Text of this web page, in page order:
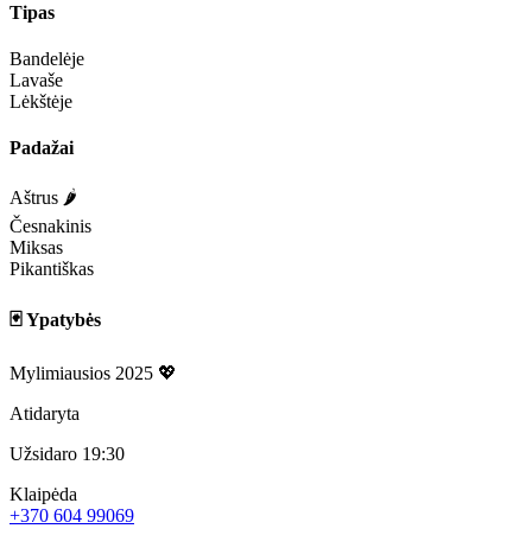
Tipas
Bandelėje
Lavaše
Lėkštėje
Padažai
Aštrus 🌶️
Česnakinis
Miksas
Pikantiškas
🃏 Ypatybės
Mylimiausios 2025 💖
Atidaryta
Užsidaro 19:30
Klaipėda
+370 604 99069